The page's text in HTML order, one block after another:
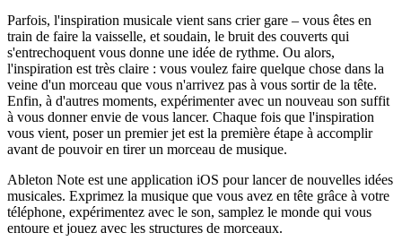
Parfois, l'inspiration musicale vient sans crier gare – vous êtes en
train de faire la vaisselle, et soudain, le bruit des couverts qui
s'entrechoquent vous donne une idée de rythme. Ou alors,
l'inspiration est très claire : vous voulez faire quelque chose dans la
veine d'un morceau que vous n'arrivez pas à vous sortir de la tête.
Enfin, à d'autres moments, expérimenter avec un nouveau son suffit
à vous donner envie de vous lancer. Chaque fois que l'inspiration
vous vient, poser un premier jet est la première étape à accomplir
avant de pouvoir en tirer un morceau de musique.
Ableton Note est une application iOS pour lancer de nouvelles idées
musicales. Exprimez la musique que vous avez en tête grâce à votre
téléphone, expérimentez avec le son, samplez le monde qui vous
entoure et jouez avec les structures de morceaux.